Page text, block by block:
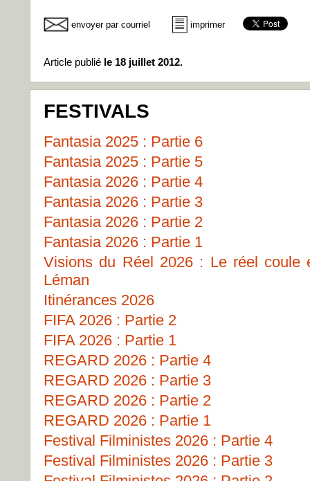
envoyer par courriel imprimer
Article publié le 18 juillet 2012.
FESTIVALS
Fantasia 2025 : Partie 6
Fantasia 2025 : Partie 5
Fantasia 2026 : Partie 4
Fantasia 2026 : Partie 3
Fantasia 2026 : Partie 2
Fantasia 2026 : Partie 1
Visions du Réel 2026 : Le réel coule
Léman
Itinérances 2026
FIFA 2026 : Partie 2
FIFA 2026 : Partie 1
REGARD 2026 : Partie 4
REGARD 2026 : Partie 3
REGARD 2026 : Partie 2
REGARD 2026 : Partie 1
Festival Filministes 2026 : Partie 4
Festival Filministes 2026 : Partie 3